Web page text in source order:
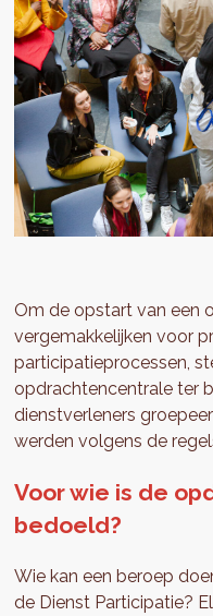
Om de opstart van een
vergemakkelijken voor
participatieprocessen,
opdrachtencentrale ter
dienstverleners
werden volgens de
Voor wie is de
bedoeld?
Wie kan een beroep
de Dienst Participatie?